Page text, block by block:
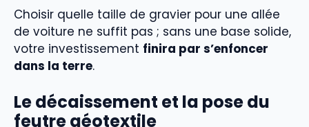
Choisir quelle taille de gravier pour une allée
de voiture ne suffit pas ; sans une base solide,
votre investissement finira par s’enfoncer
dans la terre.
Le décaissement et la pose du
feutre géotextile